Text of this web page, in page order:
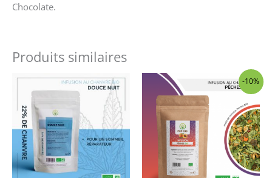
Chocolate.
Produits similaires
-10%
Le
prix
initial
était :
12,50 €.
actuel
est :
11,20 €.